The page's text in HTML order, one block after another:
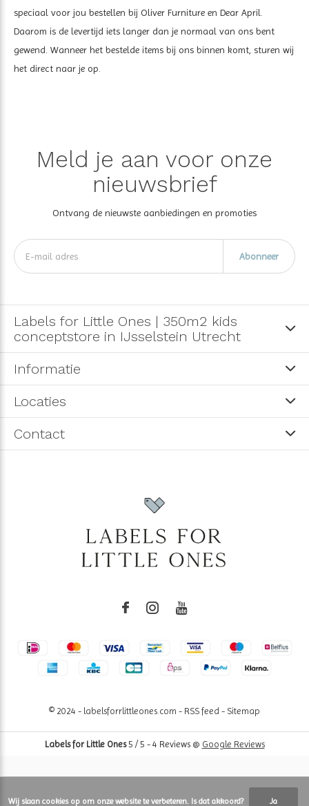
speciaal voor jou bestellen bij Oliver Furniture en Dear April.
Daarom is de levertijd iets langer dan je normaal van ons bent
gewend. Wanneer het bestelde items bij ons binnen komt, sturen wij
het direct naar je op.
Meld je aan voor onze
nieuwsbrief
Ontvang de nieuwste aanbiedingen en promoties
Abonneer
Labels for Little Ones | 350m2 kids
conceptstore in IJsselstein Utrecht
Informatie
Locaties
Contact
© 2024 - labelsforrlittleones.com - RSS feed - Sitemap
Labels for Little Ones5 / 5 - 4 Reviews @ Google Reviews
Wij slaan cookies op om onze website te verbeteren. Is dat akkoord? Ja